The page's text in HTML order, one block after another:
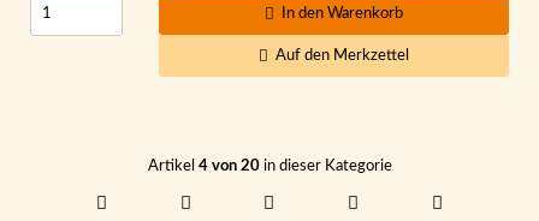
In den Warenkorb
Auf den Merkzettel
Artikel 4 von 20in dieser Kategorie